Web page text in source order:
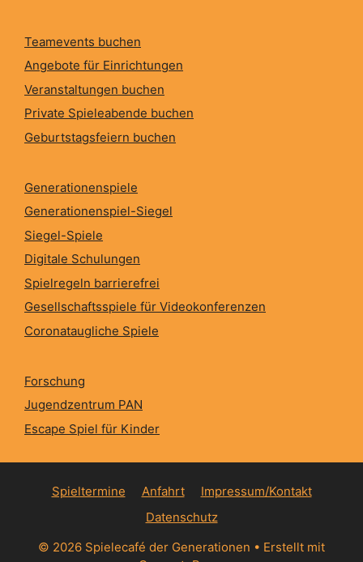
Teamevents buchen
Angebote für Einrichtungen
Veranstaltungen buchen
Private Spieleabende buchen
Geburtstagsfeiern buchen
Generationenspiele
Generationenspiel-Siegel
Siegel-Spiele
Digitale Schulungen
Spielregeln barrierefrei
Gesellschaftsspiele für Videokonferenzen
Coronataugliche Spiele
Forschung
Jugendzentrum PAN
Escape Spiel für Kinder
Spieltermine Anfahrt
Impressum/Kontakt
Datenschutz
© 2026 Spielecafé der Generationen • Erstellt mit